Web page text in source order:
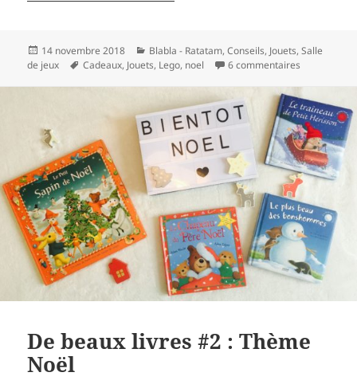
Publié
le
14 novembre 2018 Catégories
Blabla - Ratatam,Conseils, Jouets,Salle
de jeux
Mots-
Cadeaux, Jouets, Lego, noel 6 commentaires
De beaux livres #2 : Thème
Noël